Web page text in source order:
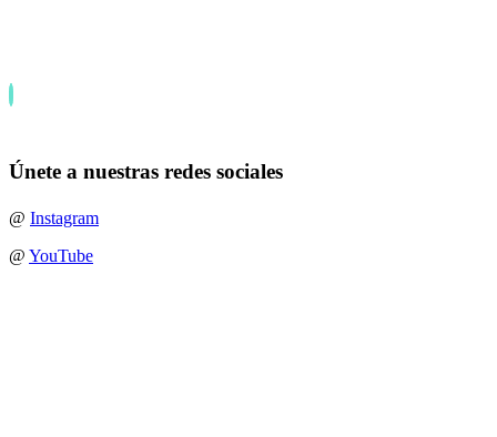
Únete a nuestras redes sociales
@ Instagram
@ YouTube